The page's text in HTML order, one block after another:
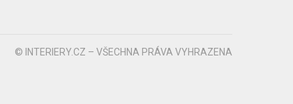
© INTERIERY.CZ – VŠECHNA PRÁVA VYHRAZENA